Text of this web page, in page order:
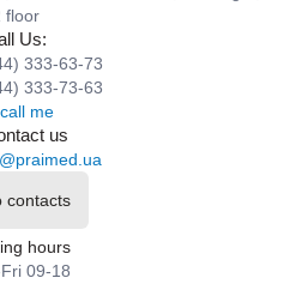
floor
Us:
333-63-73
333-73-63
me
us
contacts
hours
09-18